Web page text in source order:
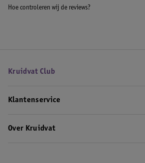
Hoe controleren wij de reviews?
Kruidvat Club
Klantenservice
Over Kruidvat